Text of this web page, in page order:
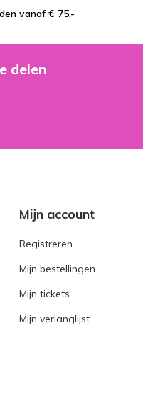
vanaf € 75,-
delen
Mijn account
Registreren
Mijn bestellingen
Mijn tickets
Mijn verlanglijst